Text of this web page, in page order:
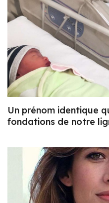
Un prénom identique
fondations de notre